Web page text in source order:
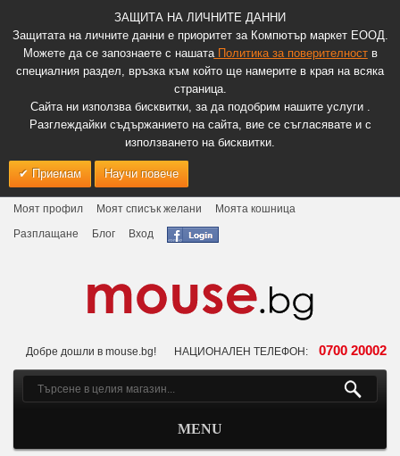
ЗАЩИТА НА ЛИЧНИТЕ ДАННИ
Защитата на личните данни е приоритет за Компютър маркет ЕООД.
Можете да се запознаете с нашатаПолитика за поверителноств
специалния раздел, връзка към който ще намерите в края на всяка
страница.
Сайта ни използва бисквитки, за да подобрим нашите услуги .
Разглеждайки съдържанието на сайта, вие се съгласявате и с
използването на бисквитки.
Приемам Научи повече
Моят профил Моят списък желани
Моята кошница
Разплащане
Блог Вход
Добре дошли в mouse.bg! НАЦИОНАЛЕН ТЕЛЕФОН: 0700 20002
MENU